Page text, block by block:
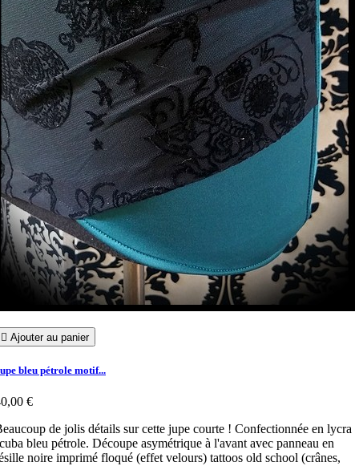
 Ajouter au panier
bleu pétrole motif...
€
de jolis détails sur cette jupe courte ! Confectionnée en lycra
bleu pétrole. Découpe asymétrique à l'avant avec panneau en
noire imprimé floqué (effet velours) tattoos old school (crânes,